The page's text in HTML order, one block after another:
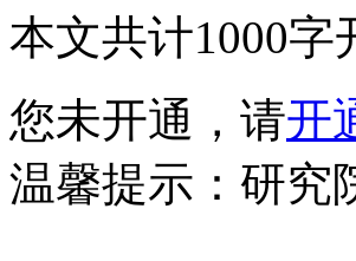
本文共计1000字
您未开通，请开
温馨提示：研究